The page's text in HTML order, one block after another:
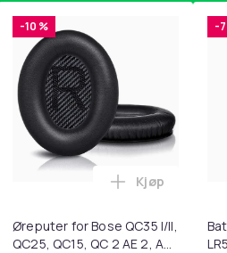
6-rørs fotpedal
-10 %
Øreputer for Bose QC35 I/II,
QC25, QC15, QC 2 AE 2, AE
Legg Øreputer
Kjøp
-